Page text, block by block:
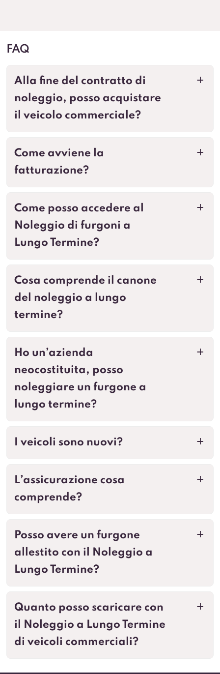
FAQ
a
Alla fine del contratto di
noleggio, posso acquistare
il veicolo commerciale?
a
Come avviene la
fatturazione?
a
Come posso accedere al
Noleggio di furgoni a
Lungo Termine?
a
Cosa comprende il canone
del noleggio a lungo
termine?
a
Ho un’azienda
neocostituita, posso
noleggiare un furgone a
lungo termine?
a
I veicoli sono nuovi?
a
L’assicurazione cosa
comprende?
a
Posso avere un furgone
allestito con il Noleggio a
Lungo Termine?
a
Quanto posso scaricare con
il Noleggio a Lungo Termine
di veicoli commerciali?